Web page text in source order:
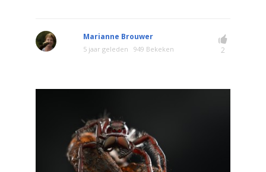
Marianne Brouwer
5 jaar geleden 949 Bekeken 2